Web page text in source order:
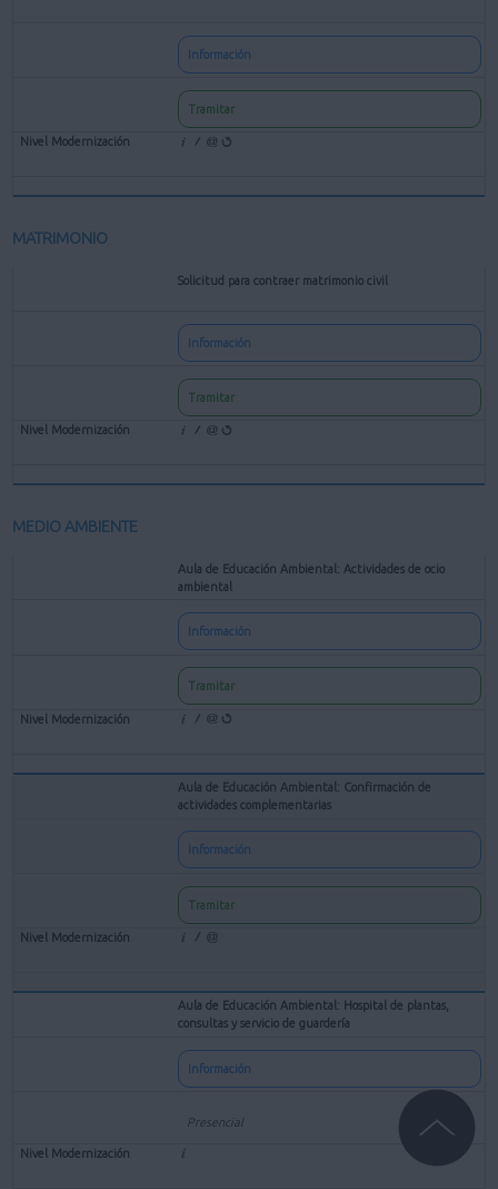
Información
Tramitar
MATRIMONIO
Solicitud para contraer matrimonio civil
Información
Tramitar
MEDIO AMBIENTE
Aula de Educación Ambiental: Actividades de ocio
ambiental
Información
Tramitar
Aula de Educación Ambiental: Confirmación de
actividades complementarias
Información
Tramitar
Aula de Educación Ambiental: Hospital de plantas,
consultas y servicio de guardería
Información
Presencial